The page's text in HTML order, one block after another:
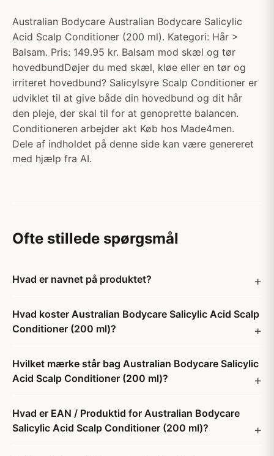
Australian Bodycare Australian Bodycare Salicylic
Acid Scalp Conditioner (200 ml). Kategori: Hår >
Balsam. Pris: 149.95 kr. Balsam mod skæl og tør
hovedbundDøjer du med skæl, kløe eller en tør og
irriteret hovedbund? Salicylsyre Scalp Conditioner er
udviklet til at give både din hovedbund og dit hår
den pleje, der skal til for at genoprette balancen.
Conditioneren arbejder akt Køb hos Made4men.
Dele af indholdet på denne side kan være genereret
med hjælp fra AI.
Ofte stillede spørgsmål
Hvad er navnet på produktet?
Hvad koster Australian Bodycare Salicylic Acid Scalp
Conditioner (200 ml)?
Hvilket mærke står bag Australian Bodycare Salicylic
Acid Scalp Conditioner (200 ml)?
Hvad er EAN / Produktid for Australian Bodycare
Salicylic Acid Scalp Conditioner (200 ml)?